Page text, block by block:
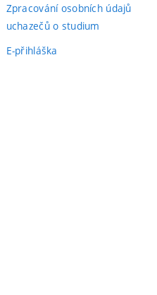
Zpracování osobních údajů
uchazečů o studium
E-přihláška